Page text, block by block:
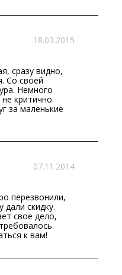
18.03.2015
сразу видно,
Со своей
Немного
критично.
за маленькие
07.11.2014
перезвонили,
дали скидку.
свое дело,
к вам!